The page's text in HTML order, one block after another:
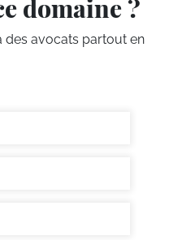
domaine ?
des avocats partout en